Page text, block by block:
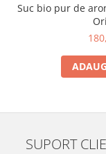
Suc bio pur de
SUPORT